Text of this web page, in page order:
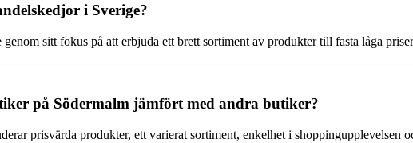
i Sverige?
sitt fokus på att erbjuda ett brett sortiment av produkter till fasta låga
på Södermalm jämfört med andra butiker?
prisvärda produkter, ett varierat sortiment, enkelhet i shoppingupplevelsen